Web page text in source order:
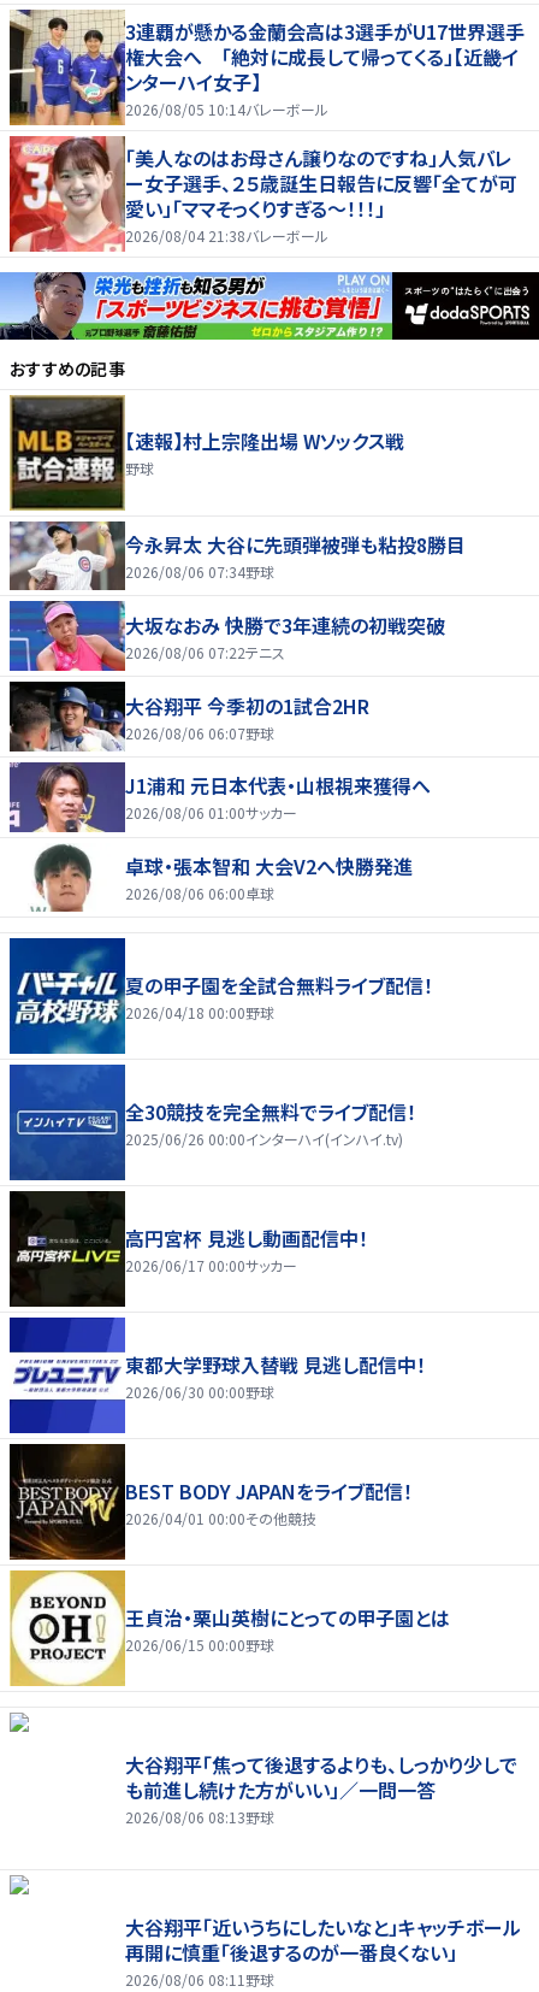
3連覇が懸かる金蘭会高は3選手がU17世界選手
権大会へ 「絶対に成長して帰ってくる」【近畿イ
ンターハイ女子】
2026/08/05 10:14バレーボール
「美人なのはお母さん譲りなのですね」人気バレ
ー女子選手、２５歳誕生日報告に反響「全てが可
愛い」「ママそっくりすぎる～！！！」
2026/08/04 21:38バレーボール
おすすめの記事
【速報】村上宗隆出場 Wソックス戦
野球
今永昇太 大谷に先頭弾被弾も粘投8勝目
2026/08/06 07:34野球
大坂なおみ 快勝で3年連続の初戦突破
2026/08/06 07:22テニス
大谷翔平 今季初の1試合2HR
2026/08/06 06:07野球
J1浦和 元日本代表・山根視来獲得へ
2026/08/06 01:00サッカー
卓球・張本智和 大会V2へ快勝発進
2026/08/06 06:00卓球
夏の甲子園を全試合無料ライブ配信！
2026/04/18 00:00野球
全30競技を完全無料でライブ配信！
2025/06/26 00:00インターハイ(インハイ.tv)
高円宮杯 見逃し動画配信中！
2026/06/17 00:00サッカー
東都大学野球入替戦 見逃し配信中！
2026/06/30 00:00野球
BEST BODY JAPANをライブ配信！
2026/04/01 00:00その他競技
王貞治・栗山英樹にとっての甲子園とは
2026/06/15 00:00野球
大谷翔平「焦って後退するよりも、しっかり少しで
も前進し続けた方がいい」／一問一答
2026/08/06 08:13野球
大谷翔平「近いうちにしたいなと」キャッチボール
再開に慎重「後退するのが一番良くない」
2026/08/06 08:11 野球